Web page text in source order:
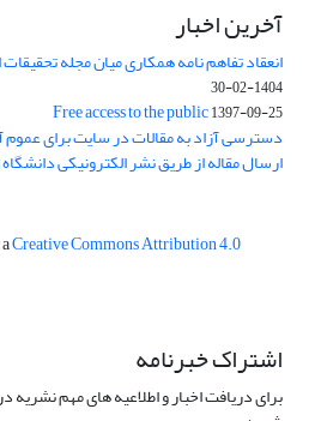
آخرین اخبار
انعقاد تفاهم نامه همکاری میان مجله
1404-02-30
Free access to the public1397-09-25
دسترسی آزاد به مقالات در سایت برای
ارسال مقاله از طریق نشر الکترونیکی
Creative Commons Attribution 4.0
اشتراک خبرنامه
برای دریافت اخبار و اطلاعیه های مهم